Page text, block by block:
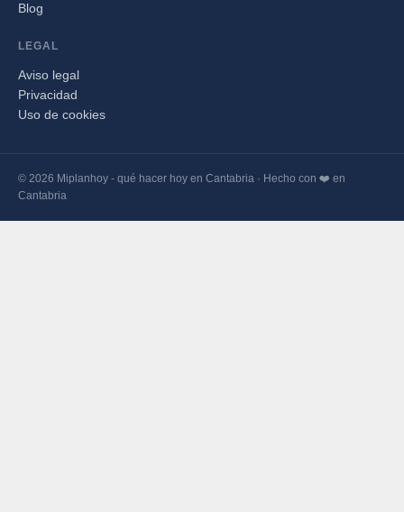
Blog
LEGAL
Aviso legal
Privacidad
Uso de cookies
© 2026 Miplanhoy - qué hacer hoy en Cantabria · Hecho con ❤️ en
Cantabria